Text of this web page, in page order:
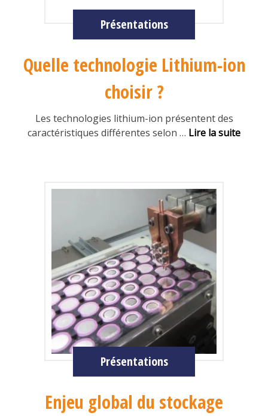
Présentations
Quelle technologie Lithium-ion
choisir ?
Les technologies lithium-ion présentent des
caractéristiques différentes selon … Lire la suite
Présentations
Enjeu global du stockage